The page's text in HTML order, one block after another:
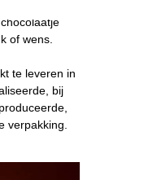
of wens.
te leveren in
bij
verpakking.